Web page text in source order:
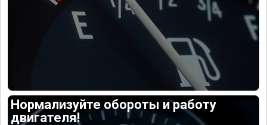
Нормализуйте обороты и работу
двигателя!